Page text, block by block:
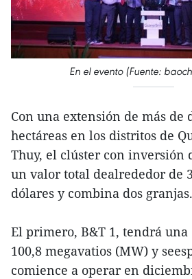
En el evento (Fuente:
Con una extensión de más de
hectáreas en los distritos de
Thuy, el clúster con inversión
un valor total dealrededor de
dólares y combina dos granjas.
El primero, B&T 1, tendrá una
100,8 megavatios (MW) y
comience a operar en